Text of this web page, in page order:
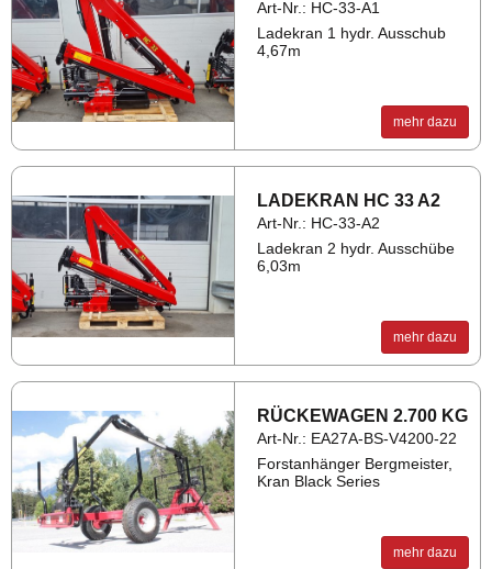
Art-Nr.: HC-33-A1
Ladekran 1 hydr. Ausschub
4,67m
mehr dazu
LA­DE­KRAN HC 33 A2
Art-Nr.: HC-33-A2
Ladekran 2 hydr. Ausschübe
6,03m
mehr dazu
RÜ­CKE­WA­GEN 2.700 KG
Art-Nr.: EA27A-BS-V4200-22
Forstanhänger Bergmeister,
Kran Black Series
mehr dazu